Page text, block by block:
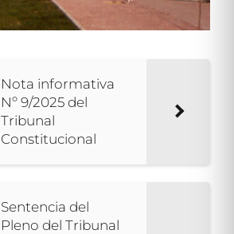
Nota informativa
Nº 9/2025 del
Tribunal
Constitucional
Sentencia del
Pleno del Tribunal